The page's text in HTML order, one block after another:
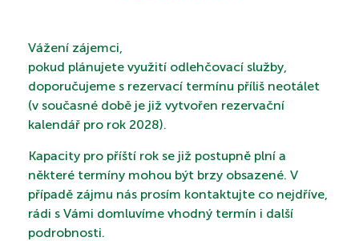
KONTAKTY
PROHLÍDKA
VYHLEDÁVÁNÍ
Vážení zájemci,
pokud plánujete využití odlehčovací služby,
doporučujeme s rezervací termínu příliš neotálet
(v současné době je již vytvořen rezervační
kalendář pro rok 2028).
Kapacity pro příští rok se již postupně plní a
některé termíny mohou být brzy obsazené. V
případě zájmu nás prosím kontaktujte co nejdříve,
rádi s Vámi domluvíme vhodný termín i další
podrobnosti.